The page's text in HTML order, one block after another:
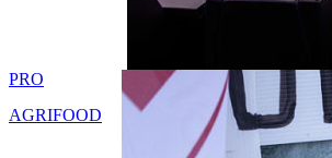
PRO
AGRIFOOD